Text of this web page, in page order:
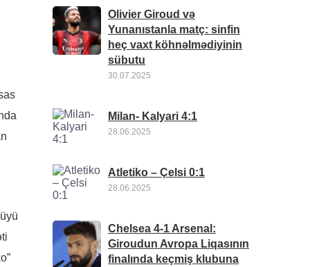
Olivier Giroud və
Yunanıstanla matç: sinfin
heç vaxt köhnəlmədiyinin
sübutu
30.07.2025
Milan- Kalyari 4:1
28.06.2025
Atletiko – Çelsi 0:1
28.06.2025
Chelsea 4-1 Arsenal:
Giroudun Avropa Liqasının
finalında keçmiş klubuna